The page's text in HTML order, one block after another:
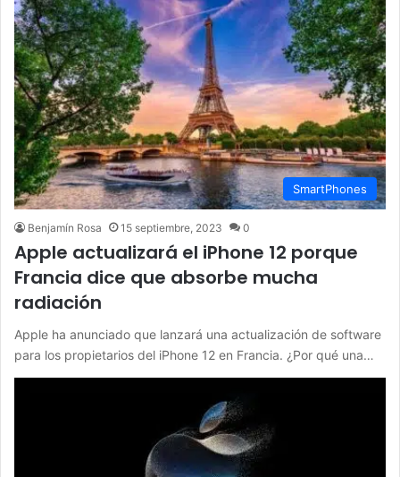
SmartPhones
Benjamín Rosa 15 septiembre, 2023 0
Apple actualizará el iPhone 12 porque
Francia dice que absorbe mucha
radiación
Apple ha anunciado que lanzará una actualización de software
para los propietarios del iPhone 12 en Francia. ¿Por qué una…